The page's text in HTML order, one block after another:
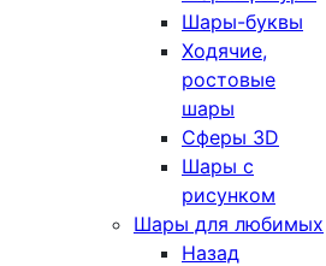
Шары-буквы
Ходячие,
ростовые
шары
Сферы 3D
Шары с
рисунком
Шары для любимых
Назад